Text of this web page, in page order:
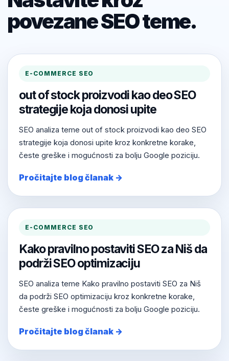
povezane SEO teme.
E-COMMERCE SEO
out of stock proizvodi kao deo SEO
strategije koja donosi upite
SEO analiza teme out of stock proizvodi kao deo SEO
strategije koja donosi upite kroz konkretne korake,
česte greške i mogućnosti za bolju Google poziciju.
Pročitajte blog članak →
E-COMMERCE SEO
Kako pravilno postaviti SEO za Niš da
podrži SEO optimizaciju
SEO analiza teme Kako pravilno postaviti SEO za Niš
da podrži SEO optimizaciju kroz konkretne korake,
česte greške i mogućnosti za bolju Google poziciju.
Pročitajte blog članak →